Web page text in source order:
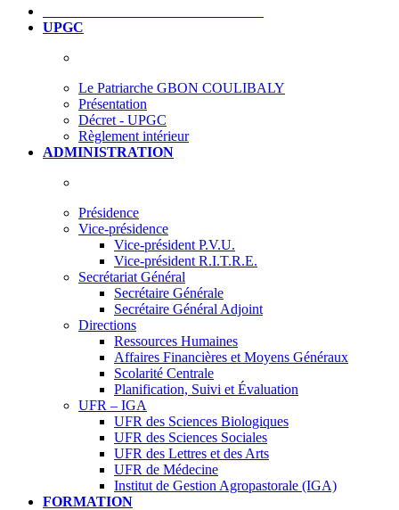
UPGC
Le Patriarche GBON COULIBALY
Présentation
Décret - UPGC
Règlement intérieur
ADMINISTRATION
Présidence
Vice-présidence
Vice-président P.V.U.
Vice-président R.I.T.R.E.
Secrétariat Général
Secrétaire Générale
Secrétaire Général Adjoint
Directions
Ressources Humaines
Affaires Financières et Moyens Généraux
Scolarité Centrale
Planification, Suivi et Évaluation
UFR – IGA
UFR des Sciences Biologiques
UFR des Sciences Sociales
UFR des Lettres et des Arts
UFR de Médecine
Institut de Gestion Agropastorale (IGA)
FORMATION